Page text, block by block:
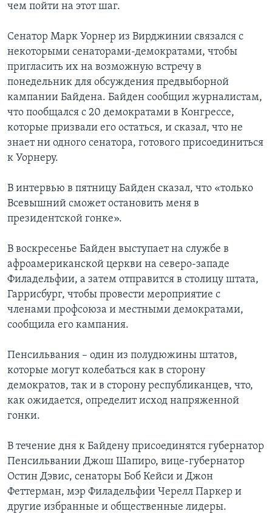
чем пойти на этот шаг.
Сенатор Марк Уорнер из Вирджинии связался с
некоторыми сенаторами-демократами, чтобы
пригласить их на возможную встречу в
понедельник для обсуждения предвыборной
кампании Байдена. Байден сообщил журналистам,
что пообщался с 20 демократами в Конгрессе,
которые призвали его остаться, и сказал, что не
знает ни одного сенатора, готового присоединиться
к Уорнеру.
В интервью в пятницу Байден сказал, что «только
Всевышний сможет остановить меня в
президентской гонке».
В воскресенье Байден выступает на службе в
афроамериканской церкви на северо-западе
Филадельфии, а затем отправится в столицу штата,
Гаррисбург, чтобы провести мероприятие с
членами профсоюза и местными демократами,
сообщила его кампания.
Пенсильвания – один из полудюжины штатов,
которые могут колебаться как в сторону
демократов, так и в сторону республиканцев, что,
как ожидается, определит исход напряженной
гонки.
В течение дня к Байдену присоединятся губернатор
Пенсильвании Джош Шапиро, вице-губернатор
Остин Дэвис, сенаторы Боб Кейси и Джон
Феттерман, мэр Филадельфии Черелл Паркер и
другие избранные и общественные лидеры.